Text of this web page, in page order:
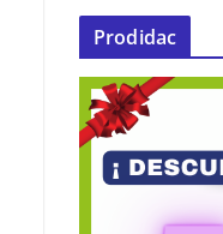
Prodidac